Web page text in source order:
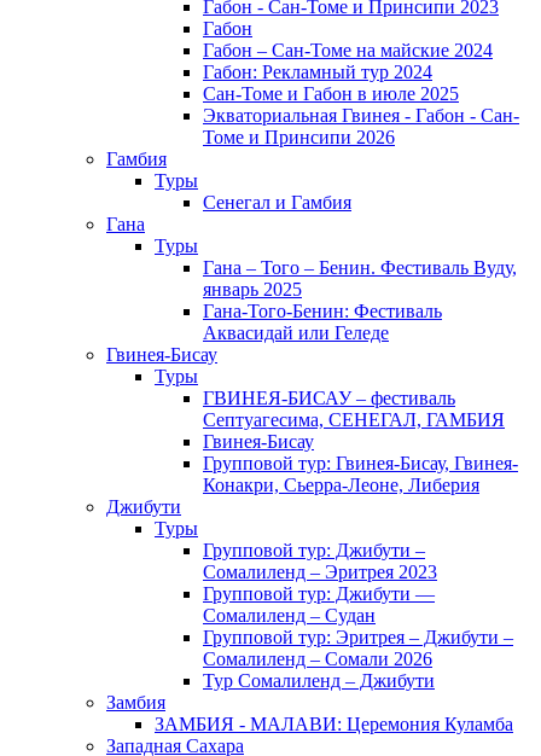
Габон - Сан-Томе и Принсипи 2023
Габон
Габон – Сан-Томе на майские 2024
Габон: Рекламный тур 2024
Сан-Томе и Габон в июле 2025
Экваториальная Гвинея - Габон - Сан-
Томе и Принсипи 2026
Гамбия
Туры
Сенегал и Гамбия
Гана
Туры
Гана – Того – Бенин. Фестиваль Вуду,
январь 2025
Гана-Того-Бенин: Фестиваль
Аквасидай или Геледе
Гвинея-Бисау
Туры
ГВИНЕЯ-БИСАУ – фестиваль
Септуагесима, СЕНЕГАЛ, ГАМБИЯ
Гвинея-Бисау
Групповой тур: Гвинея-Бисау, Гвинея-
Конакри, Сьерра-Леоне, Либерия
Джибути
Туры
Групповой тур: Джибути –
Cомалиленд – Эритрея 2023
Групповой тур: Джибути —
Сомалиленд – Судан
Групповой тур: Эритрея – Джибути –
Сомалиленд – Сомали 2026
Тур Cомалиленд – Джибути
Замбия
ЗАМБИЯ - МАЛАВИ: Церемония Куламба
Западная Сахара